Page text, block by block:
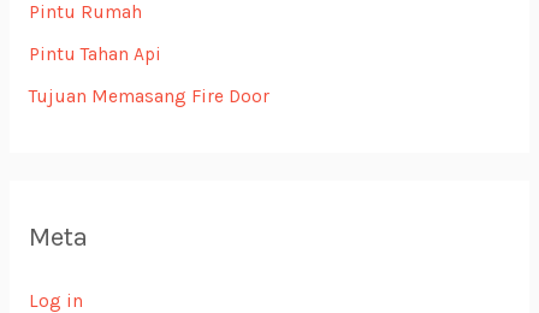
Pintu Rumah
Pintu Tahan Api
Tujuan Memasang Fire Door
Meta
Log in